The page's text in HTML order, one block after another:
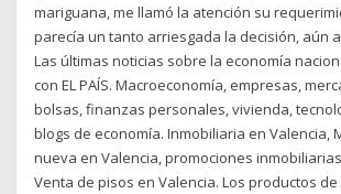
mariguana, me llamó la atención su
parecía un tanto arriesgada la decisión, aún
Las últimas noticias sobre la economía
con EL PAÍS. Macroeconomía, empresas,
bolsas, finanzas personales, vivienda,
blogs de economía. Inmobiliaria en Valencia,
nueva en Valencia, promociones
Venta de pisos en Valencia. Los productos